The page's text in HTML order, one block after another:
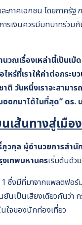
ภาคเอกชน โดยภาครัฐ
รเงินควรมีบทบาทร่วม
นวณเรื่องเหล่านี้เป็นเม็
ไหร่ที่เราให้ค่าต่อกระบ
ติ วันหนึ่งเราจะสามา
อกมาได้ในที่สุด” ดร.
เส้นทางสู่เมือ
วกุล ผู้อำนวยการสำนั
งเทพมหานครเริ่มต้นด้ว
1 ซึ่งมีที่มาจากแพลตฟอร์
ยันเป็นเสียงเดียวกันว่า
ใจของนักท่องเที่ยว